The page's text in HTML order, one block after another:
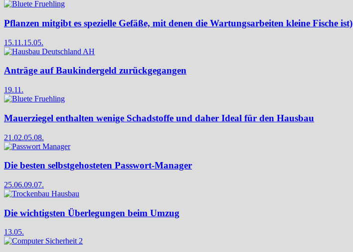
Pflanzen mitgibt es spezielle Gefäße, mit denen die Wartungsarbeiten kleine Fische ist)
15.11.15.05.
Anträge auf Baukindergeld zurückgegangen
19.11.
Mauerziegel enthalten wenige Schadstoffe und daher Ideal für den Hausbau
21.02.05.08.
Die besten selbstgehosteten Passwort-Manager
25.06.09.07.
Die wichtigsten Überlegungen beim Umzug
13.05.